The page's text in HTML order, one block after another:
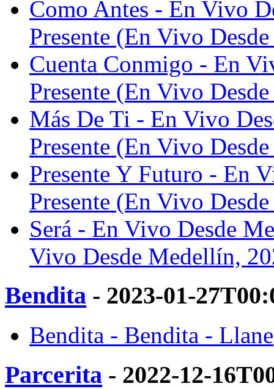
Como Antes - En Vivo
Presente (En Vivo
Cuenta Conmigo - En
Presente (En Vivo
Más De Ti - En Vivo
Presente (En Vivo
Presente Y Futuro - En
Presente (En Vivo
Será - En Vivo Desde
Vivo Desde Medellín,
Bendita - 2023-01-
Bendita - Bendita - Llane
Parcerita - 2022-12-